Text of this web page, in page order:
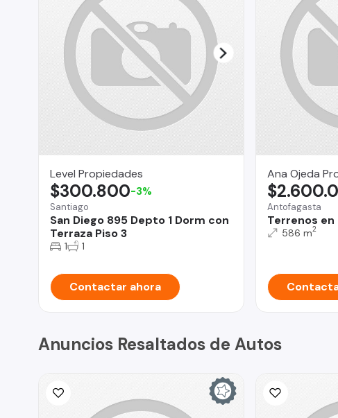
Level Propiedades
Santiago
San Diego 895 Depto 1 Dorm con
Terraza Piso 3
$300.800-3%
1 1
Contactar ahora
Ana Ojeda
Antofagasta
Terrenos en
586 m2
Anuncios Resaltados de Autos